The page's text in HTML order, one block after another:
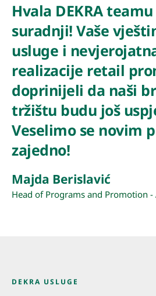
Hvala DEKRA
suradnji! Vaše
usluge i
realizacije retail
doprinijeli da naši
tržištu budu još
Veselimo se novim
zajedno!
Majda Berislavić
Head of Programs and Promotion -
DEKRA USLUGE